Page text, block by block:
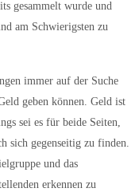
gesammelt wurde und
am Schwierigsten zu
immer auf der Suche
geben können. Geld ist
sei es für beide Seiten,
sich gegenseitig zu finden.
und das
erkennen zu